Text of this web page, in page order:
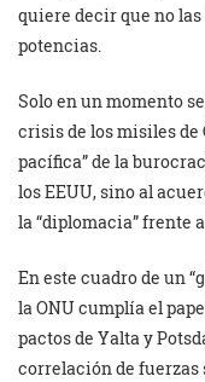
quiere decir que no
potencias.
Solo en un momento
crisis de los misiles de
pacífica” de la
los EEUU, sino al
la “diplomacia” frente
En este cuadro de un
la ONU cumplía el
pactos de Yalta y
correlación de fuerzas